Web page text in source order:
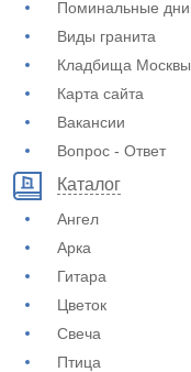
Поминальные дни
Виды гранита
Кладбища Москвы
Карта сайта
Вакансии
Вопрос - Ответ
Каталог
Ангел
Арка
Гитара
Цветок
Свеча
Птица